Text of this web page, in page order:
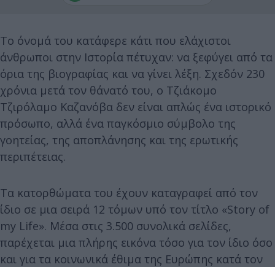
Το όνομά του κατάφερε κάτι που ελάχιστοι
άνθρωποι στην Ιστορία πέτυχαν: να ξεφύγει από τα
όρια της βιογραφίας και να γίνει λέξη. Σχεδόν 230
χρόνια μετά τον θάνατό του, ο Τζιάκομο
Τζιρόλαμο Καζανόβα δεν είναι απλώς ένα ιστορικό
πρόσωπο, αλλά ένα παγκόσμιο σύμβολο της
γοητείας, της αποπλάνησης και της ερωτικής
περιπέτειας.
Τα κατορθώματα του έχουν καταγραφεί από τον
ίδιο σε μια σειρά 12 τόμων υπό τον τίτλο «Story of
my Life». Μέσα στις 3.500 συνολικά σελίδες,
παρέχεται μια πλήρης εικόνα τόσο για τον ίδιο όσο
και για τα κοινωνικά έθιμα της Ευρώπης κατά τον